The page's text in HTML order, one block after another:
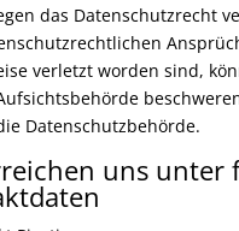
das Datenschutzrecht
verletzt worden sind,
Datenschutzbehörde.
uns unter